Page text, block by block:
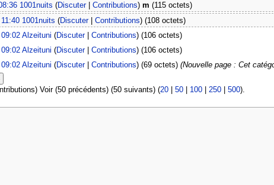
1001nuits (Discuter| Contributions) m (115 octets)
1001nuits (Discuter| Contributions) (108 octets)
Alzeituni (Discuter| Contributions) (106 octets)
Alzeituni (Discuter| Contributions) (106 octets)
Alzeituni (Discuter| Contributions) (69 octets) (Nouvelle page : Cet
Voir (50 précédents) (50 suivants) (20| 50| 100| 250| 500).